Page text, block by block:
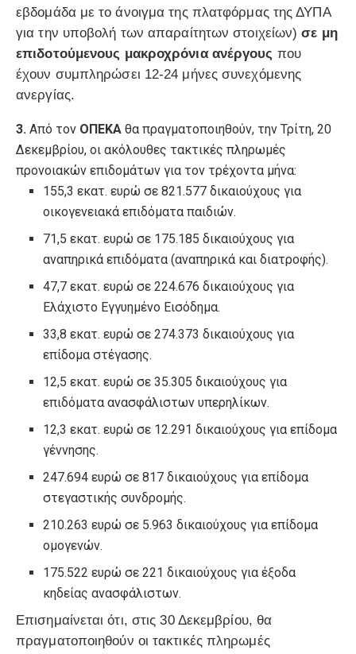
εβδομάδα με το άνοιγμα της πλατφόρμας της ΔΥΠΑ
για την υποβολή των απαραίτητων στοιχείων)σε μη
επιδοτούμενους μακροχρόνια ανέργους που
έχουν συμπληρώσει 12-24 μήνες συνεχόμενης
ανεργίας.
3. Από τον ΟΠΕΚΑ θα πραγματοποιηθούν, την Τρίτη, 20
Δεκεμβρίου, οι ακόλουθες τακτικές πληρωμές
προνοιακών επιδομάτων για τον τρέχοντα μήνα:
155,3 εκατ. ευρώ σε 821.577 δικαιούχους για
οικογενειακά επιδόματα παιδιών.
71,5 εκατ. ευρώ σε 175.185 δικαιούχους για
αναπηρικά επιδόματα (αναπηρικά και διατροφής).
47,7 εκατ. ευρώ σε 224.676 δικαιούχους για
Ελάχιστο Εγγυημένο Εισόδημα.
33,8 εκατ. ευρώ σε 274.373 δικαιούχους για
επίδομα στέγασης.
12,5 εκατ. ευρώ σε 35.305 δικαιούχους για
επιδόματα ανασφάλιστων υπερηλίκων.
12,3 εκατ. ευρώ σε 12.291 δικαιούχους για επίδομα
γέννησης.
247.694 ευρώ σε 817 δικαιούχους για επίδομα
στεγαστικής συνδρομής.
210.263 ευρώ σε 5.963 δικαιούχους για επίδομα
ομογενών.
175.522 ευρώ σε 221 δικαιούχους για έξοδα
κηδείας ανασφάλιστων.
Επισημαίνεται ότι, στις 30 Δεκεμβρίου, θα
πραγματοποιηθούν οι τακτικές πληρωμές